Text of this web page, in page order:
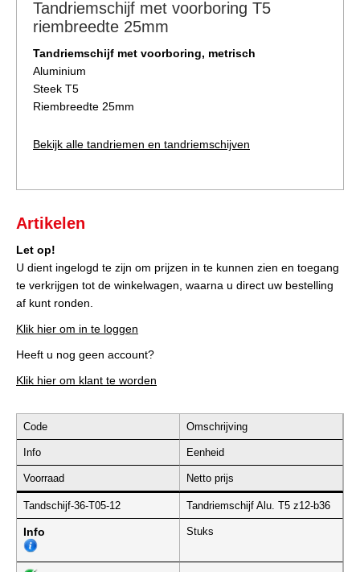
Tandriemschijf met voorboring T5
riembreedte 25mm
Tandriemschijf met voorboring, metrisch
Aluminium
Steek T5
Riembreedte 25mm
Bekijk alle tandriemen en tandriemschijven
Artikelen
Let op!
U dient ingelogd te zijn om prijzen in te kunnen zien en toegang
te verkrijgen tot de winkelwagen, waarna u direct uw bestelling
af kunt ronden.
Klik hier om in te loggen
Heeft u nog geen account?
Klik hier om klant te worden
Code Omschrijving
Info Eenheid
Voorraad Netto prijs
Tandschijf-36-T05-12 Tandriemschijf Alu. T5 z12-b36
Info Stuks